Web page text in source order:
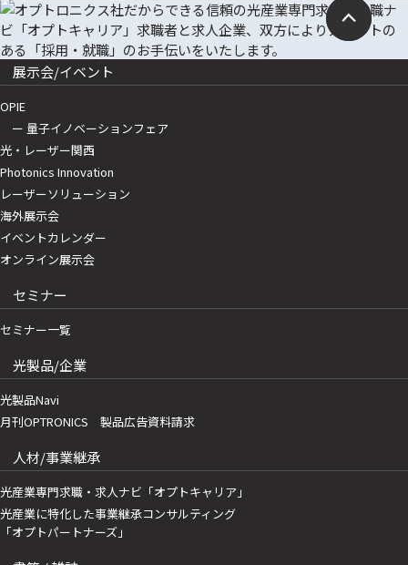
展示会/イベント
OPIE
ー 量子イノベーションフェア
光・レーザー関西
Photonics Innovation
レーザーソリューション
海外展示会
イベントカレンダー
オンライン展示会
セミナー
セミナー一覧
光製品/企業
光製品Navi
月刊OPTRONICS 製品広告資料請求
人材/事業継承
光産業専門求職・求人ナビ「オプトキャリア」
光産業に特化した事業継承コンサルティング
「オプトパートナーズ」